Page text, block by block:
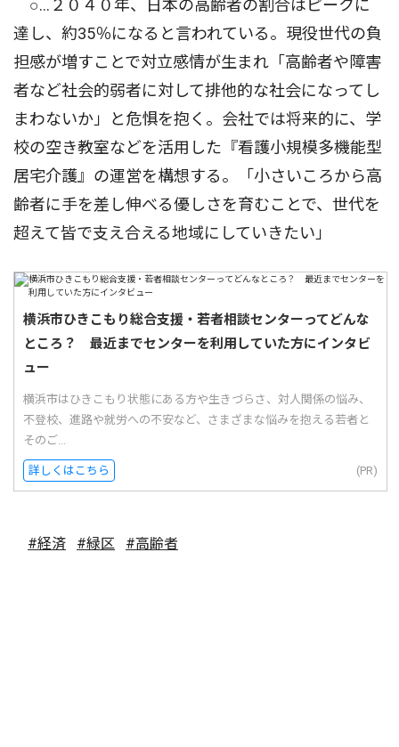
○…２０４０年、日本の高齢者の割合はピークに
達し、約35％になると言われている。現役世代の負
担感が増すことで対立感情が生まれ「高齢者や障害
者など社会的弱者に対して排他的な社会になってし
まわないか」と危惧を抱く。会社では将来的に、学
校の空き教室などを活用した『看護小規模多機能型
居宅介護』の運営を構想する。「小さいころから高
齢者に手を差し伸べる優しさを育むことで、世代を
超えて皆で支え合える地域にしていきたい」
横浜市ひきこもり総合支援・若者相談センターってどんな
ところ？ 最近までセンターを利用していた方にインタビ
ュー
横浜市はひきこもり状態にある方や生きづらさ、対人関係の悩み、
不登校、進路や就労への不安など、さまざまな悩みを抱える若者と
そのご...
詳しくはこちら (PR)
#経済 #緑区 #高齢者